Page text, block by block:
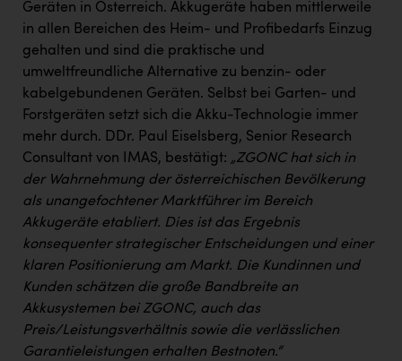
Geräten in Österreich. Akkugeräte haben mittlerweile
in allen Bereichen des Heim- und Profibedarfs Einzug
gehalten und sind die praktische und
umweltfreundliche Alternative zu benzin- oder
kabelgebundenen Geräten. Selbst bei Garten- und
Forstgeräten setzt sich die Akku-Technologie immer
mehr durch. DDr. Paul Eiselsberg, Senior Research
Consultant von IMAS, bestätigt: „ZGONC hat sich in
der Wahrnehmung der österreichischen Bevölkerung
als unangefochtener Marktführer im Bereich
Akkugeräte etabliert. Dies ist das Ergebnis
konsequenter strategischer Entscheidungen und einer
klaren Positionierung am Markt. Die Kundinnen und
Kunden schätzen die große Bandbreite an
Akkusystemen bei ZGONC, auch das
Preis/Leistungsverhältnis sowie die verlässlichen
Garantieleistungen erhalten Bestnoten.“